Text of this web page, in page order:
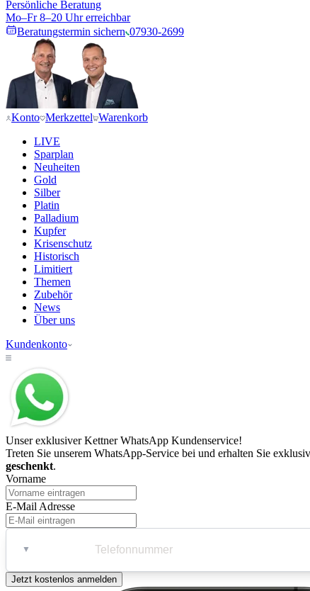
Persönliche Beratung
Mo–Fr 8–20 Uhr erreichbar
Beratungstermin sichern 07930-2699
Konto Merkzettel Warenkorb
LIVE
Sparplan
Neuheiten
Gold
Silber
Platin
Palladium
Kupfer
Krisenschutz
Historisch
Limitiert
Themen
Zubehör
News
Über uns
Kundenkonto
Unser exklusiverKettner WhatsApp Kundenservice!
Treten Sie unserem WhatsApp-Service bei und erhalten Sie
geschenkt.
Vorname
E-Mail Adresse
▼
Jetzt kostenlos anmelden